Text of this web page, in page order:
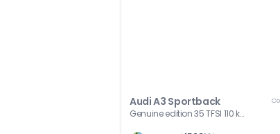
Audi A3 Sportback
Genuine edition 35 TFSI 110 kW